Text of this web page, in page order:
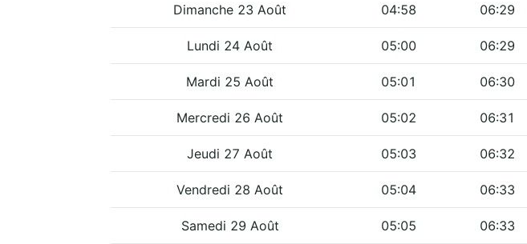
Dimanche 23 Août 04:58 06:29
Lundi 24 Août 05:00 06:29
Mardi 25 Août 05:01 06:30
Mercredi 26 Août 05:02 06:31
Jeudi 27 Août 05:03 06:32
Vendredi 28 Août 05:04 06:33
Samedi 29 Août 05:05 06:33